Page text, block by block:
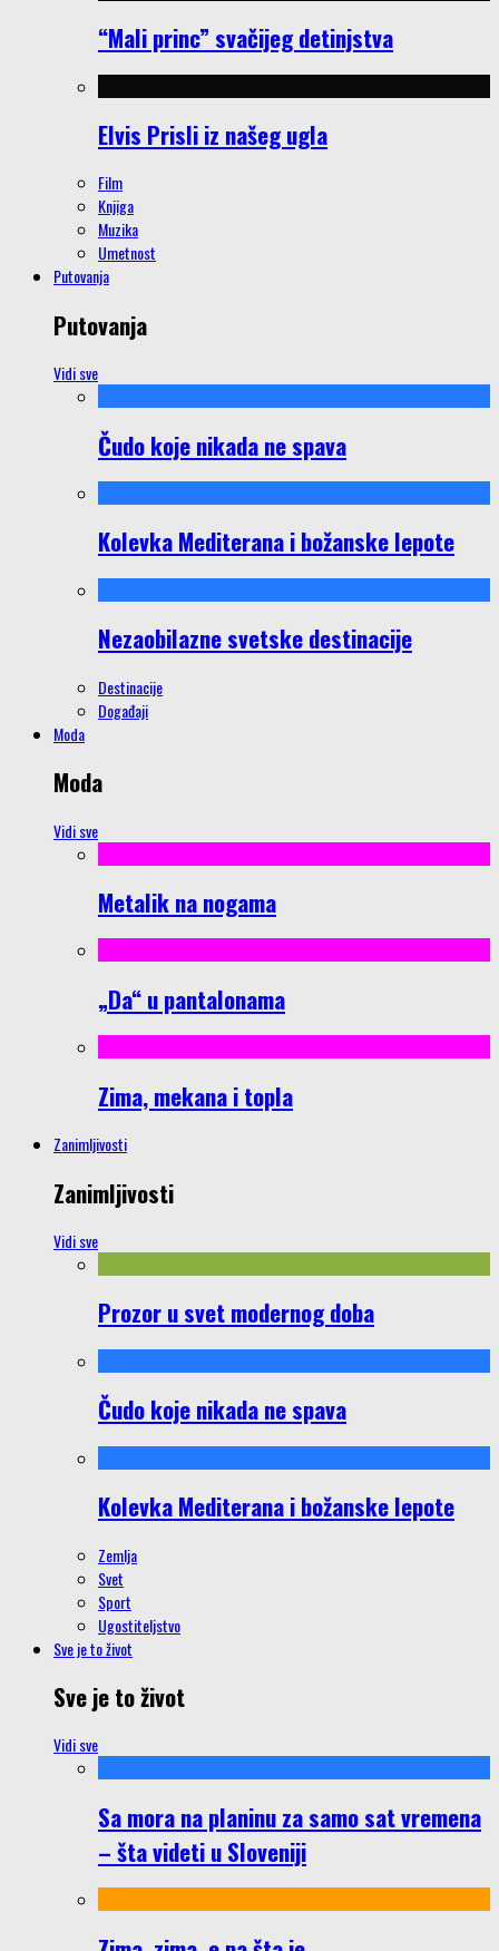
“Mali princ” svačijeg detinjstva
Elvis Prisli iz našeg ugla
Film
Knjiga
Muzika
Umetnost
Putovanja
Putovanja
Vidi sve
Čudo koje nikada ne spava
Kolevka Mediterana i božanske lepote
Nezaobilazne svetske destinacije
Destinacije
Događaji
Moda
Moda
Vidi sve
Metalik na nogama
„Da“ u pantalonama
Zima, mekana i topla
Zanimljivosti
Zanimljivosti
Vidi sve
Prozor u svet modernog doba
Čudo koje nikada ne spava
Kolevka Mediterana i božanske lepote
Zemlja
Svet
Sport
Ugostiteljstvo
Sve je to život
Sve je to život
Vidi sve
Sa mora na planinu za samo sat vremena
– šta videti u Sloveniji